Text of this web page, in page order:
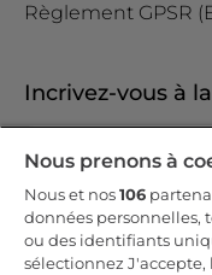
Règlement GPSR
Incrivez-vous à
Nous prenons à
Nous et nos106
données personnelles,
ou des identifiants
sélectionnez